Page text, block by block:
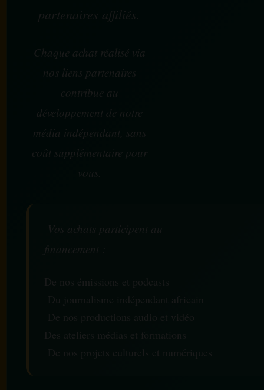
partenaires affiliés.
Chaque achat réalisé via
nos liens partenaires
contribue au
développement de notre
média indépendant, sans
coût supplémentaire pour
vous.